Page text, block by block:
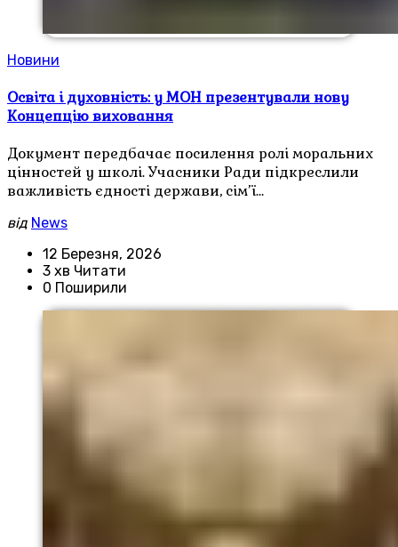
Новини
Освіта і духовність: у МОН презентували нову
Концепцію виховання
Документ передбачає посилення ролі моральних
цінностей у школі. Учасники Ради підкреслили
важливість єдності держави, сім’ї…
від News
12 Березня, 2026
3 хв Читати
0 Поширили